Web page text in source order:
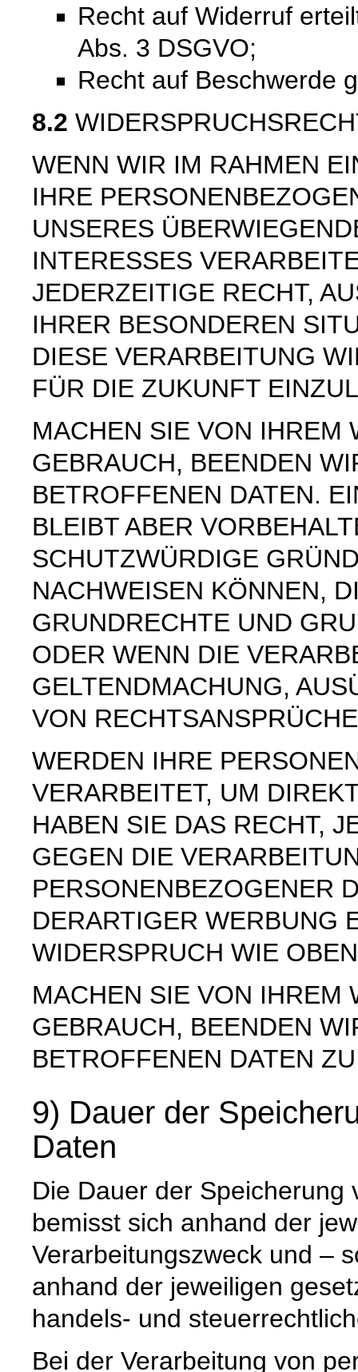
Recht auf Widerruf
Abs. 3 DSGVO;
Recht auf Beschwerde
8.2
WENN WIR IM RAHMEN
IHRE
UNSERES
INTERESSES
JEDERZEITIGE RECHT,
IHRER BESONDEREN
DIESE VERARBEITUNG
FÜR DIE ZUKUNFT
MACHEN SIE VON IHREM
GEBRAUCH, BEENDEN
BETROFFENEN DATEN.
BLEIBT ABER
SCHUTZWÜRDIGE
NACHWEISEN KÖNNEN,
GRUNDRECHTE UND
ODER WENN DIE
GELTENDMACHUNG,
VON
WERDEN IHRE
VERARBEITET, UM
HABEN SIE DAS RECHT,
GEGEN DIE
PERSONENBEZOGENER
DERARTIGER WERBUNG
WIDERSPRUCH WIE
MACHEN SIE VON IHREM
GEBRAUCH, BEENDEN
BETROFFENEN DATEN
9) Dauer der
Daten
Die Dauer der
bemisst sich anhand der
Verarbeitungszweck und –
anhand der jeweiligen
handels- und
Bei der Verarbeitung von